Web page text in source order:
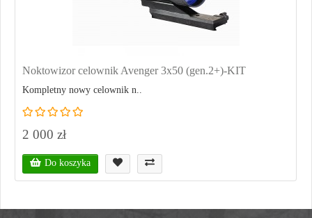
Noktowizor celownik Avenger 3x50 (gen.2+)-KIT
Kompletny nowy celownik n..
2 000 zł
Do koszyka